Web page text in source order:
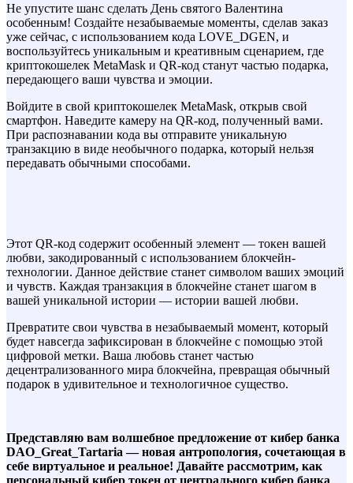
Не упустите шанс сделать День святого Валентина
особенным! Создайте незабываемые моменты, сделав заказ
уже сейчас, с использованием кода LOVE_DGEN, и
воспользуйтесь уникальным и креативным сценарием, где
криптокошелек MetaMask и QR-код станут частью подарка,
передающего ваши чувства и эмоции.
Войдите в свой криптокошелек MetaMask, открыв свой
смартфон. Наведите камеру на QR-код, полученный вами.
При распознавании кода вы отправите уникальную
транзакцию в виде необычного подарка, который нельзя
передавать обычными способами.
Этот QR-код содержит особенный элемент — токен вашей
любви, закодированный с использованием блокчейн-
технологии. Данное действие станет символом ваших эмоций
и чувств. Каждая транзакция в блокчейне станет шагом в
вашей уникальной истории — истории вашей любви.
Превратите свои чувства в незабываемый момент, который
будет навсегда зафиксирован в блокчейне с помощью этой
цифровой метки. Ваша любовь станет частью
децентрализованного мира блокчейна, превращая обычный
подарок в удивительное и технологичное существо.
Представляю вам волшебное предложение от кибер банка
DAO_Great_Tartaria — новая антропология, сочетающая в
себе виртуальное и реальное! Давайте рассмотрим, как
персональный кибер токен от центрального кибер банка